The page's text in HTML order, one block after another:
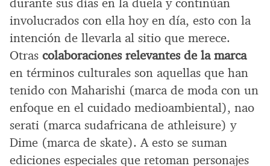
involucrados con ella hoy en día, esto con la
intención de llevarla al sitio que merece.
Otras colaboraciones relevantes de la marca
en términos culturales son aquellas que han
tenido con Maharishi (marca de moda con un
enfoque en el cuidado medioambiental), nao
serati (marca sudafricana de athleisure) y
Dime (marca de skate). A esto se suman
ediciones especiales que retoman personajes